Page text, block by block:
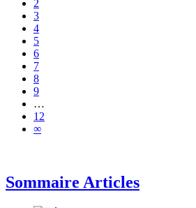
2
3
4
5
6
7
8
9
…
12
∞
Sommaire Articles